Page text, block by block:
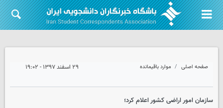
صفحه اصلی موارد باقیمانده ۲۹ اسفند ۱۳۹۷ - ۱۹:۰۲
سازمان امور اراضی کشور اعلام کرد؛